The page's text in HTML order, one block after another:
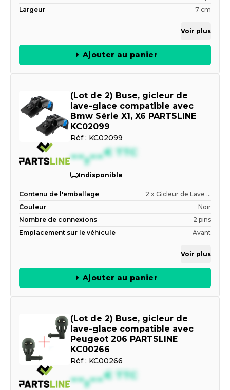
Largeur
7 cm
Voir plus
Ajouter au panier
(Lot de 2) Buse, gicleur de
lave-glace compatible avec
Bmw Série X1, X6 PARTSLINE
KC02099
Réf : KC02099
--,--€ TTC
Indisponible
Contenu de l'emballage
2 x Gicleur de Lave ...
Couleur
Noir
Nombre de connexions
2 pins
Emplacement sur le véhicule
Avant
Voir plus
Ajouter au panier
(Lot de 2) Buse, gicleur de
lave-glace compatible avec
Peugeot 206 PARTSLINE
KC00266
Réf : KC00266
--,--€ TTC